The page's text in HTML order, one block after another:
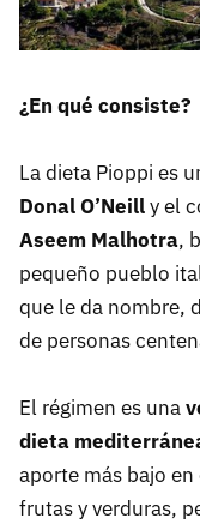
¿En qué consiste?
La dieta Pioppi es
Donal O’Neilly el
Aseem Malhotra,
pequeño pueblo
que le da nombre,
de personas
El régimen es una
dieta
aporte más bajo
frutas y verduras,